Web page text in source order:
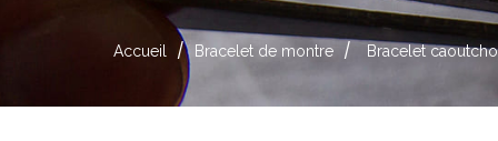
Accueil Bracelet de montre Bracelet